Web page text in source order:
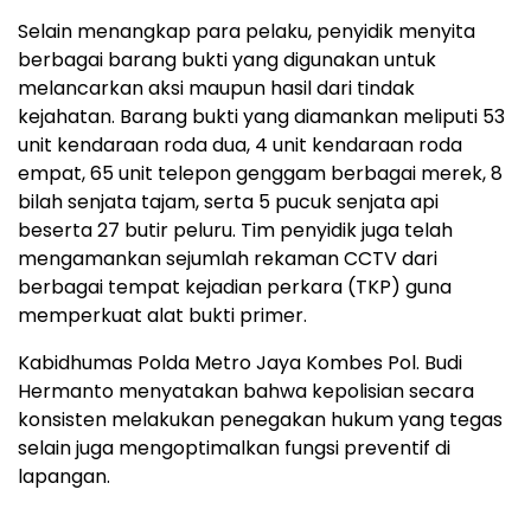
Selain menangkap para pelaku, penyidik menyita
berbagai barang bukti yang digunakan untuk
melancarkan aksi maupun hasil dari tindak
kejahatan. Barang bukti yang diamankan meliputi 53
unit kendaraan roda dua, 4 unit kendaraan roda
empat, 65 unit telepon genggam berbagai merek, 8
bilah senjata tajam, serta 5 pucuk senjata api
beserta 27 butir peluru. Tim penyidik juga telah
mengamankan sejumlah rekaman CCTV dari
berbagai tempat kejadian perkara (TKP) guna
memperkuat alat bukti primer.
Kabidhumas Polda Metro Jaya Kombes Pol. Budi
Hermanto menyatakan bahwa kepolisian secara
konsisten melakukan penegakan hukum yang tegas
selain juga mengoptimalkan fungsi preventif di
lapangan.